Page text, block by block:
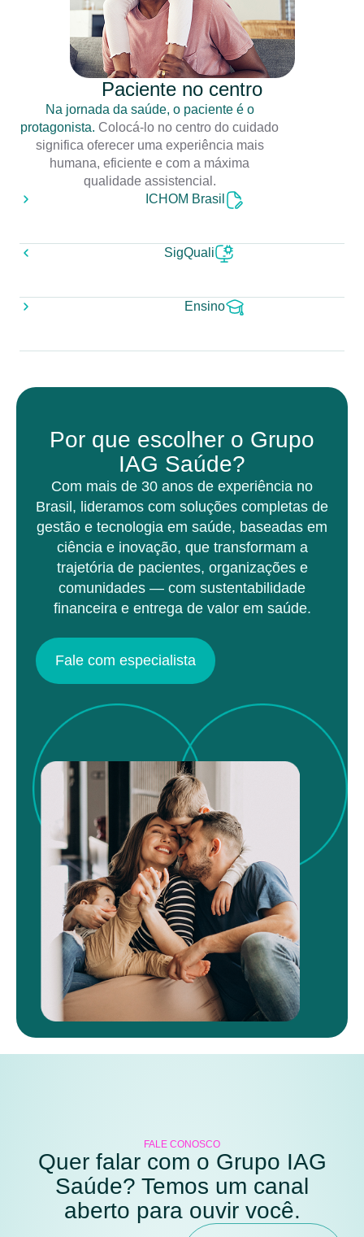
Paciente no centro
Na jornada da saúde, o paciente é o
protagonista. Colocá-lo no centro do cuidado
significa oferecer uma experiência mais
humana, eficiente e com a máxima
qualidade assistencial.
ICHOM Brasil
SigQuali
Ensino
Por que escolher o Grupo
IAG Saúde?
Com mais de 30 anos de experiência no
Brasil, lideramos com soluções completas de
gestão e tecnologia em saúde, baseadas em
ciência e inovação, que transformam a
trajetória de pacientes, organizações e
comunidades — com sustentabilidade
financeira e entrega de valor em saúde.
Fale com especialista
FALE CONOSCO
Quer falar com o Grupo IAG
Saúde? Temos um canal
aberto para ouvir você.